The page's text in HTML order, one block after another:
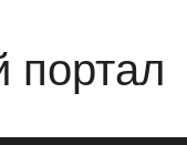
портал